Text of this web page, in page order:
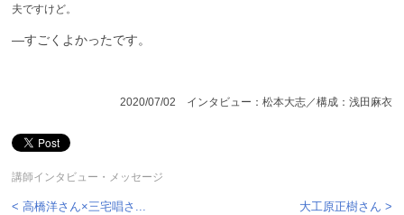
夫ですけど。
—すごくよかったです。
2020/07/02 インタビュー：松本大志／構成：浅田麻衣
講師インタビュー・メッセージ
< 高橋洋さん×三宅唱さ... 大工原正樹さん >